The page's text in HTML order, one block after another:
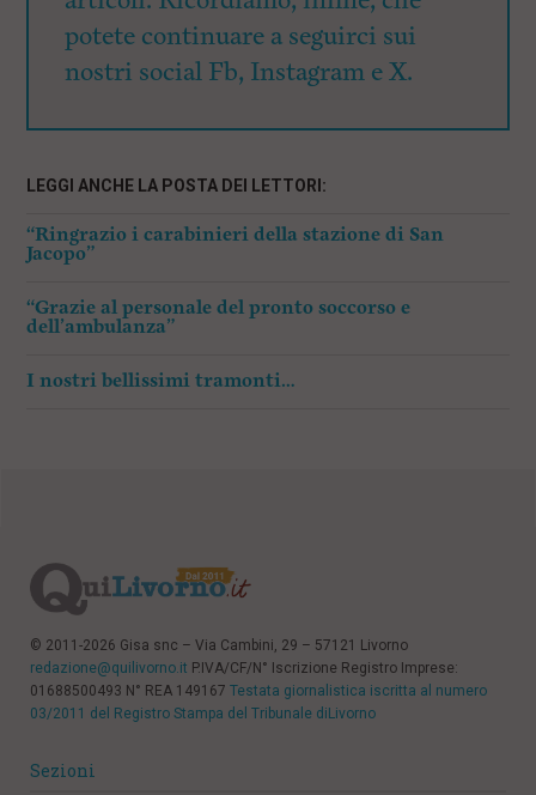
potete continuare a seguirci sui
nostri social Fb, Instagram e X.
LEGGI ANCHE LA POSTA DEI LETTORI:
“Ringrazio i carabinieri della stazione di San
Jacopo”
“Grazie al personale del pronto soccorso e
dell’ambulanza”
I nostri bellissimi tramonti…
© 2011-2026 Gisa snc – Via Cambini, 29 – 57121 Livorno
redazione@quilivorno.it P.IVA/CF/N° Iscrizione Registro Imprese:
01688500493 N° REA 149167 Testata giornalistica iscritta al numero
03/2011 del Registro Stampa del Tribunale diLivorno
Sezioni